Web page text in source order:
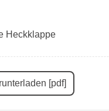
Heckklappe
[pdf]